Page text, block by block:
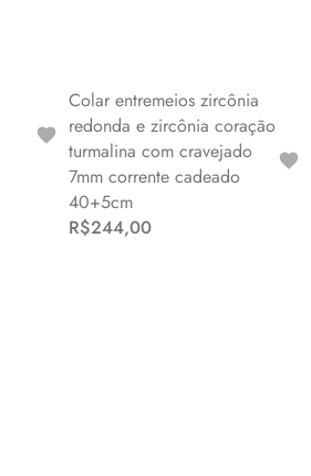
Colar entremeios zircônia
redonda e zircônia coração
turmalina com cravejado
7mm corrente cadeado
40+5cm
R$244,00